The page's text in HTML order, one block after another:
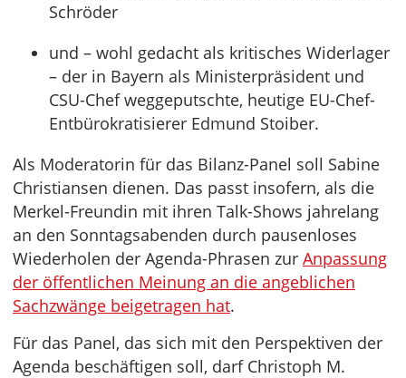
Schröder
und – wohl gedacht als kritisches Widerlager
– der in Bayern als Ministerpräsident und
CSU-Chef weggeputschte, heutige EU-Chef-
Entbürokratisierer Edmund Stoiber.
Als Moderatorin für das Bilanz-Panel soll Sabine
Christiansen dienen. Das passt insofern, als die
Merkel-Freundin mit ihren Talk-Shows jahrelang
an den Sonntagsabenden durch pausenloses
Wiederholen der Agenda-Phrasen zur Anpassung
der öffentlichen Meinung an die angeblichen
Sachzwänge beigetragen hat.
Für das Panel, das sich mit den Perspektiven der
Agenda beschäftigen soll, darf Christoph M.